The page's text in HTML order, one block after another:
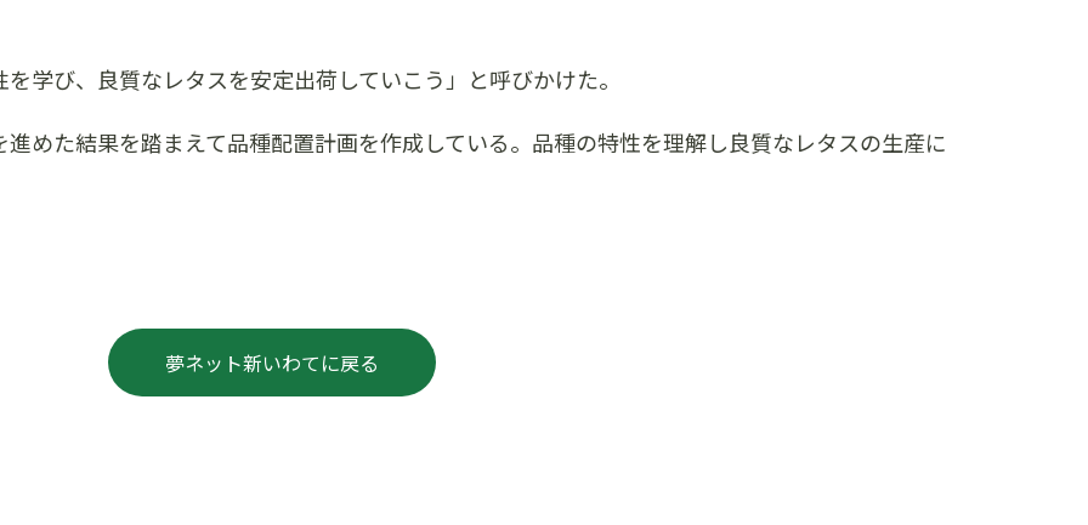
学び、良質なレタスを安定出荷していこう」と呼びかけた。
めた結果を踏まえて品種配置計画を作成している。品種の特性を理解し良質なレタスの生産に
夢ネット新いわてに戻る